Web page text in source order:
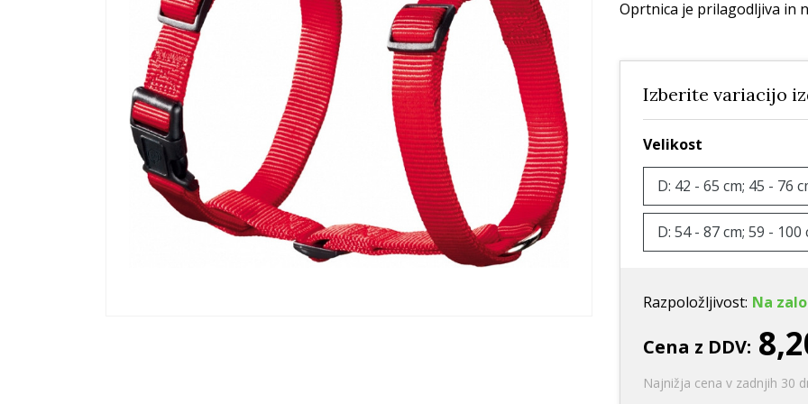
Ležišča
Oprtnice
Posode
Trening in učenje
Potovanje in počitnice
Oprema za mladiče
Oblačila
Odsevni in utripajoči izdelki
Frizbi in
Interaktivne
Posode
Praskalna drevesa
Oprtnica je prilagodljiva in
Izberite variacijo
Velikost
D: 42 - 65 cm; 45 - 76
D: 54 - 87 cm; 59 - 100
Razpoložljivost: Na
Cena z DDV:
Najnižja cena v zadnjih 30